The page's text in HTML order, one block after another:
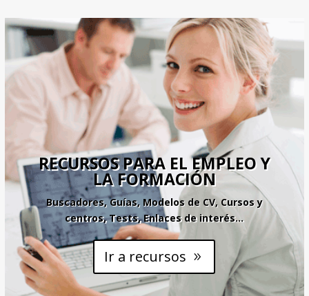
RECURSOS PARA EL EMPLEO Y
LA FORMACIÓN
Buscadores, Guías, Modelos de CV, Cursos y
centros, Tests, Enlaces de interés…
Ir a recursos